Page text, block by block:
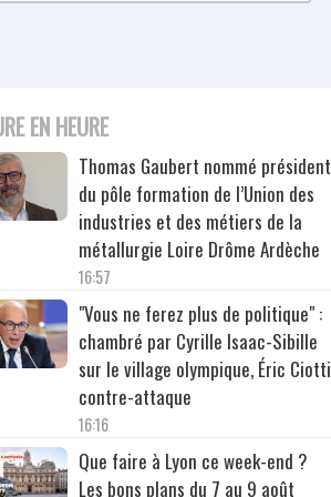
EN HEURE
Thomas Gaubert nommé président
du pôle formation de l’Union des
industries et des métiers de la
métallurgie Loire Drôme Ardèche
16:57
"Vous ne ferez plus de politique" :
chambré par Cyrille Isaac-Sibille
sur le village olympique, Éric Ciotti
contre-attaque
16:16
Que faire à Lyon ce week-end ?
Les bons plans du 7 au 9 août